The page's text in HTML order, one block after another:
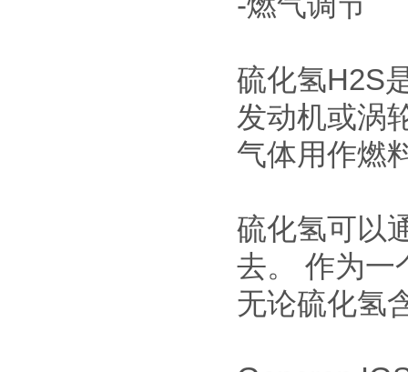
硫化氢H2S
发动机或涡
气体用作燃
硫化氢可以
去。 作为一
无论硫化氢